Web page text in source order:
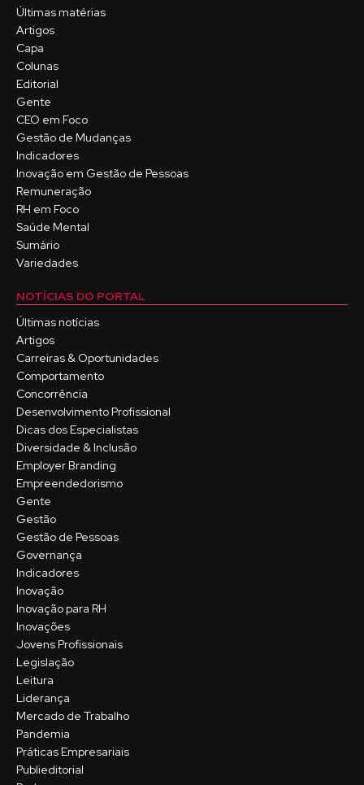
Últimas matérias
Artigos
Capa
Colunas
Editorial
Gente
CEO em Foco
Gestão de Mudanças
Indicadores
Inovação em Gestão de Pessoas
Remuneração
RH em Foco
Saúde Mental
Sumário
Variedades
NOTÍCIAS DO PORTAL
Últimas notícias
Artigos
Carreiras & Oportunidades
Comportamento
Concorrência
Desenvolvimento Profissional
Dicas dos Especialistas
Diversidade & Inclusão
Employer Branding
Empreendedorismo
Gente
Gestão
Gestão de Pessoas
Governança
Indicadores
Inovação
Inovação para RH
Inovações
Jovens Profissionais
Legislação
Leitura
Liderança
Mercado de Trabalho
Pandemia
Práticas Empresariais
Publieditorial